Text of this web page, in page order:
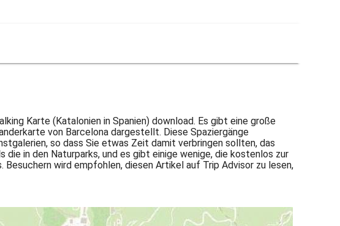
Karte (Katalonien in Spanien) download. Es gibt eine große
von Barcelona dargestellt. Diese Spaziergänge
so dass Sie etwas Zeit damit verbringen sollten, das
in den Naturparks, und es gibt einige wenige, die kostenlos zur
wird empfohlen, diesen Artikel auf Trip Advisor zu lesen,